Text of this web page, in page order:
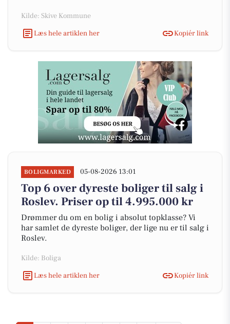
Kilde: Skive Kommune
Læs hele artiklen her
Kopiér link
BOLIGMARKED 05-08-2026 13:01
Top 6 over dyreste boliger til salg i
Roslev. Priser op til 4.995.000 kr
Drømmer du om en bolig i absolut topklasse? Vi
har samlet de dyreste boliger, der lige nu er til salg i
Roslev.
Kilde: Boliga
Læs hele artiklen her
Kopiér link